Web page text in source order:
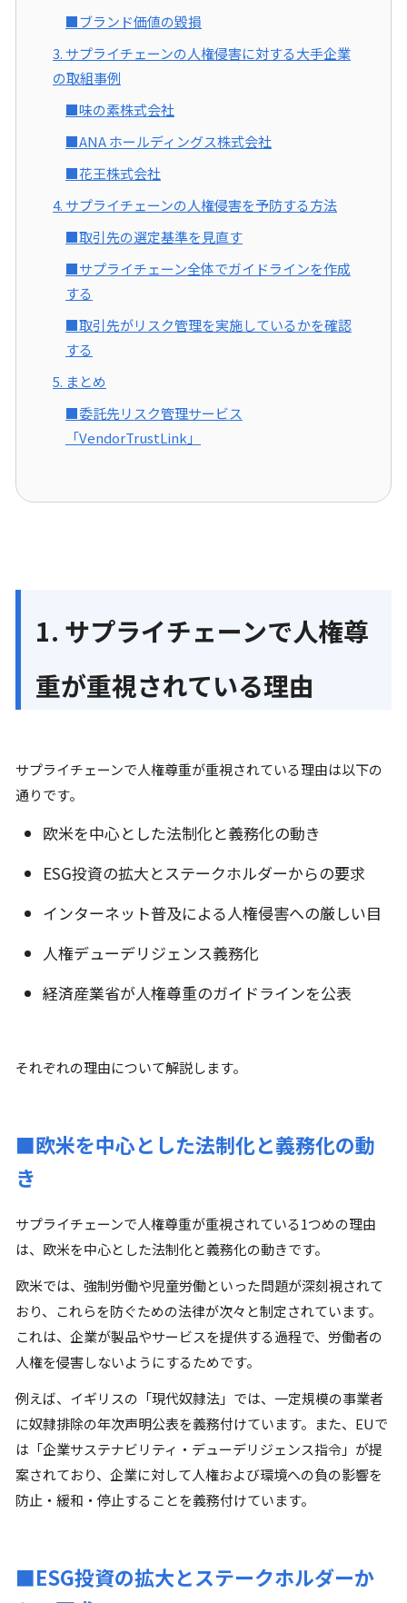
■ブランド価値の毀損
3. サプライチェーンの人権侵害に対する大手企業
の取組事例
■味の素株式会社
■ANA ホールディングス株式会社
■花王株式会社
4. サプライチェーンの人権侵害を予防する方法
■取引先の選定基準を見直す
■サプライチェーン全体でガイドラインを作成
する
■取引先がリスク管理を実施しているかを確認
する
5. まとめ
■委託先リスク管理サービス
「VendorTrustLink」
1. サプライチェーンで人権尊
重が重視されている理由
サプライチェーンで人権尊重が重視されている理由は以下の
通りです。
欧米を中心とした法制化と義務化の動き
ESG投資の拡大とステークホルダーからの要求
インターネット普及による人権侵害への厳しい目
人権デューデリジェンス義務化
経済産業省が人権尊重のガイドラインを公表
それぞれの理由について解説します。
■欧米を中心とした法制化と義務化の動
き
サプライチェーンで人権尊重が重視されている1つめの理由
は、欧米を中心とした法制化と義務化の動きです。
欧米では、強制労働や児童労働といった問題が深刻視されて
おり、これらを防ぐための法律が次々と制定されています。
これは、企業が製品やサービスを提供する過程で、労働者の
人権を侵害しないようにするためです。
例えば、イギリスの「現代奴隷法」では、一定規模の事業者
に奴隷排除の年次声明公表を義務付けています。また、EUで
は「企業サステナビリティ・デューデリジェンス指令」が提
案されており、企業に対して人権および環境への負の影響を
防止・緩和・停止することを義務付けています。
■ESG投資の拡大とステークホルダーか